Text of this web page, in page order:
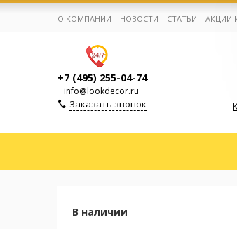
Корзина:0
Избранное:0 товаров
О КОМПАНИИ НОВОСТИ СТАТЬИ АКЦИИ
+7 (495) 255-04-74
info@lookdecor.ru
Заказать звонок
В наличии